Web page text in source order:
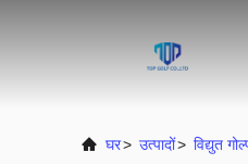
घर> उत्पादों> विद्युत